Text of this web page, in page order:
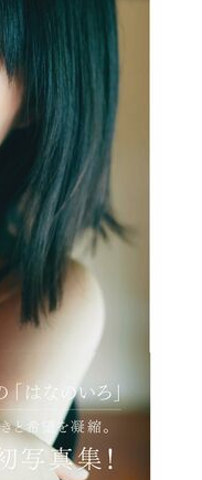
ィン
20代の現在地
台
パートナーとの歩み方
れたこと
一生モノの愛用品
トステージ